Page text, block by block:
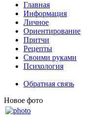
Главная
Информация
Личное
Ориентирование
Притчи
Рецепты
Своими руками
Психология
Обратная связь
Новое фото